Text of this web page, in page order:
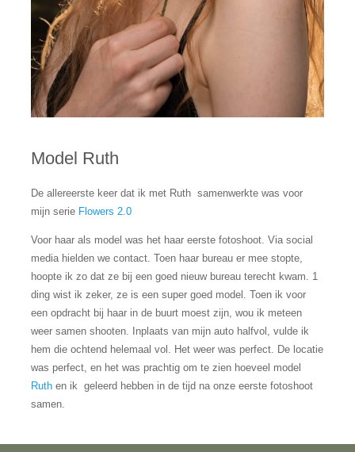
Model Ruth
De allereerste keer dat ik met Ruth samenwerkte was voor
mijn serie Flowers 2.0
Voor haar als model was het haar eerste fotoshoot. Via social
media hielden we contact. Toen haar bureau er mee stopte,
hoopte ik zo dat ze bij een goed nieuw bureau terecht kwam. 1
ding wist ik zeker, ze is een super goed model. Toen ik voor
een opdracht bij haar in de buurt moest zijn, wou ik meteen
weer samen shooten. Inplaats van mijn auto halfvol, vulde ik
hem die ochtend helemaal vol. Het weer was perfect. De locatie
was perfect, en het was prachtig om te zien hoeveel model
Ruth en ik geleerd hebben in de tijd na onze eerste fotoshoot
samen.